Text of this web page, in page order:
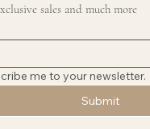
sales and much more
me to your newsletter.
Submit